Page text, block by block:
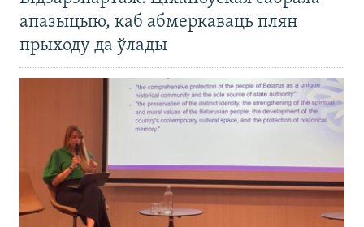
апазыцыю, каб абмеркаваць плян
прыходу да ўлады